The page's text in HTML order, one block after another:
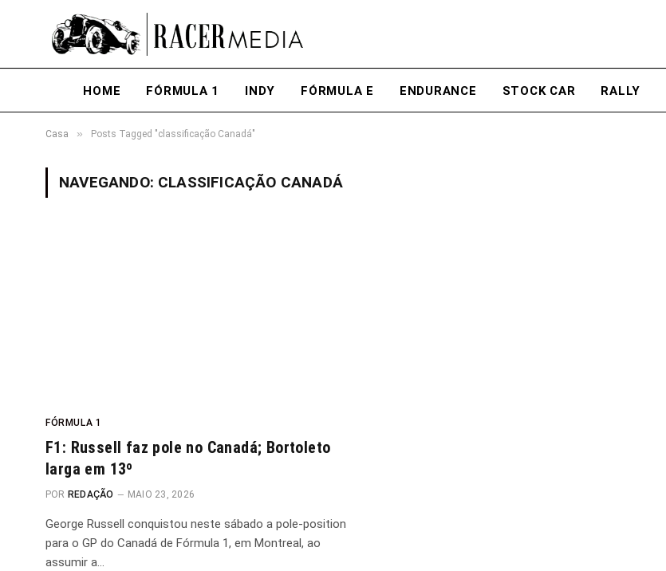
HOME FÓRMULA 1 INDY FÓRMULA E ENDURANCE STOCK CAR RALLY
Casa » Posts Tagged "classificação Canadá"
NAVEGANDO: CLASSIFICAÇÃO CANADÁ
FÓRMULA 1
F1: Russell faz pole no Canadá; Bortoleto
larga em 13º
POR REDAÇÃO MAIO 23, 2026
George Russell conquistou neste sábado a pole-position
para o GP do Canadá de Fórmula 1, em Montreal, ao
assumir a…